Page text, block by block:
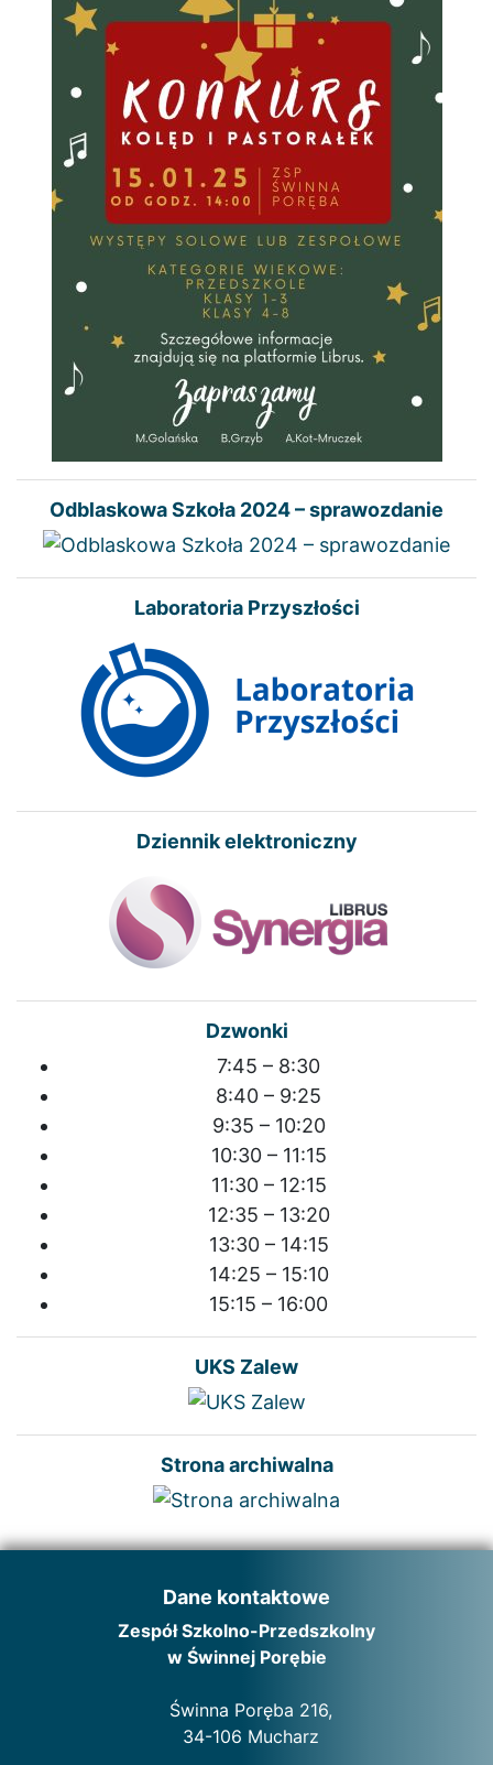
Odblaskowa Szkoła 2024 – sprawozdanie
Laboratoria Przyszłości
Dziennik elektroniczny
Dzwonki
7:45 – 8:30
8:40 – 9:25
9:35 – 10:20
10:30 – 11:15
11:30 – 12:15
12:35 – 13:20
13:30 – 14:15
14:25 – 15:10
15:15 – 16:00
UKS Zalew
Strona archiwalna
Dane kontaktowe
Zespół Szkolno-Przedszkolny
w Świnnej Porębie
Świnna Poręba 216,
34-106 Mucharz